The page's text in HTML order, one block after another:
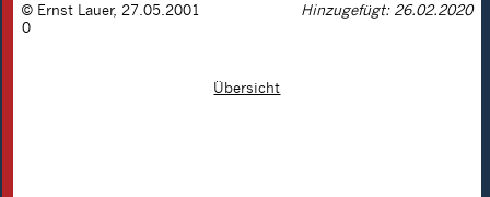
© Ernst Lauer, 27.05.2001
Hinzugefügt: 26.02.2020
0
Übersicht